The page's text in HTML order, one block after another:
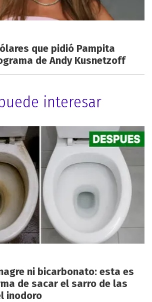
que pidió Pampita
de Andy Kusnetzoff
interesar
ni bicarbonato: esta es
de sacar el sarro de las
inodoro